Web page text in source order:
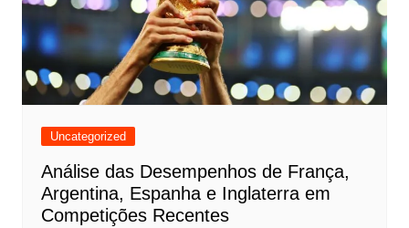
Uncategorized
Análise das Desempenhos de França,
Argentina, Espanha e Inglaterra em
Competições Recentes